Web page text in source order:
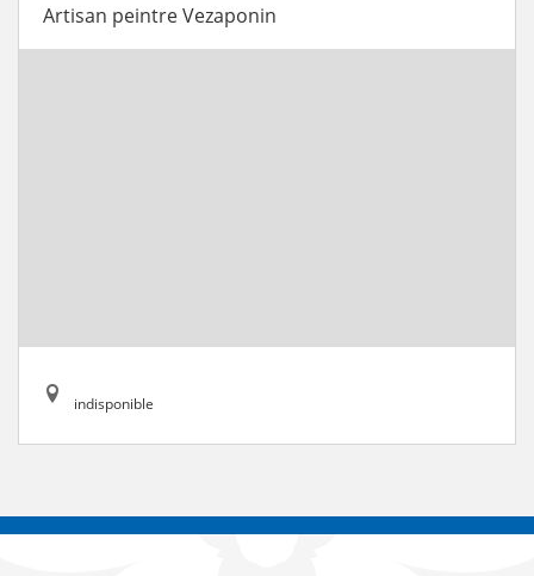
Artisan peintre Vezaponin
indisponible